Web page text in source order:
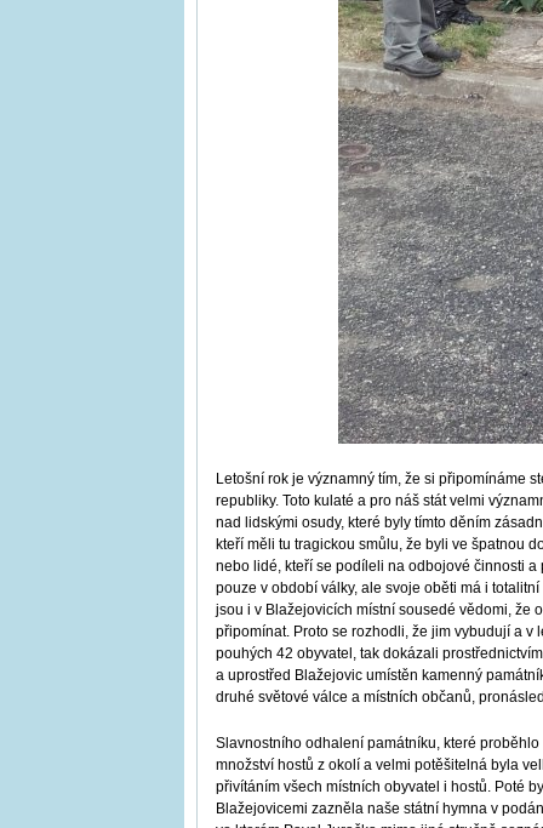
Letošní rok je významný tím, že si připomínáme
republiky. Toto kulaté a pro náš stát velmi
nad lidskými osudy, které byly tímto děním
kteří měli tu tragickou smůlu, že byli ve špatnou
nebo lidé, kteří se podíleli na odbojové činnosti
pouze v období války, ale svoje oběti má i
jsou i v Blažejovicích místní sousedé vědomi, že
připomínat. Proto se rozhodli, že jim vybudují a v
pouhých 42 obyvatel, tak dokázali
a uprostřed Blažejovic umístěn kamenný
druhé světové válce a místních občanů,
Slavnostního odhalení památníku, které
množství hostů z okolí a velmi potěšitelná byla
přivítáním všech místních obyvatel i hostů. Poté
Blažejovicemi zazněla naše státní hymna v